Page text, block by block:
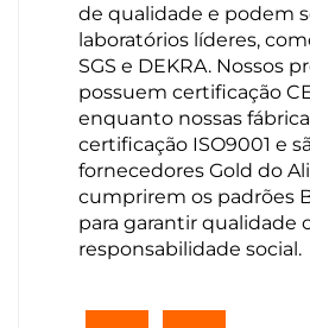
de qualidade e podem
laboratórios líderes,
SGS e DEKRA. Nossos
possuem certificação
enquanto nossas
certificação ISO9001 e
fornecedores Gold do
cumprirem os padrões
para garantir qualidade
responsabilidade social.